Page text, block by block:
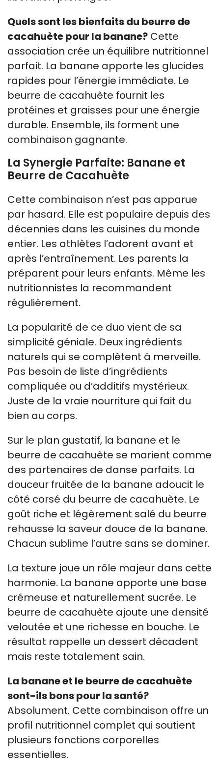
Quels sont les bienfaits du beurre de
cacahuète pour la banane? Cette
association crée un équilibre nutritionnel
parfait. La banane apporte les glucides
rapides pour l’énergie immédiate. Le
beurre de cacahuète fournit les
protéines et graisses pour une énergie
durable. Ensemble, ils forment une
combinaison gagnante.
La Synergie Parfaite: Banane et
Beurre de Cacahuète
Cette combinaison n’est pas apparue
par hasard. Elle est populaire depuis des
décennies dans les cuisines du monde
entier. Les athlètes l’adorent avant et
après l’entraînement. Les parents la
préparent pour leurs enfants. Même les
nutritionnistes la recommandent
régulièrement.
La popularité de ce duo vient de sa
simplicité géniale. Deux ingrédients
naturels qui se complètent à merveille.
Pas besoin de liste d’ingrédients
compliquée ou d’additifs mystérieux.
Juste de la vraie nourriture qui fait du
bien au corps.
Sur le plan gustatif, la banane et le
beurre de cacahuète se marient comme
des partenaires de danse parfaits. La
douceur fruitée de la banane adoucit le
côté corsé du beurre de cacahuète. Le
goût riche et légèrement salé du beurre
rehausse la saveur douce de la banane.
Chacun sublime l’autre sans se dominer.
La texture joue un rôle majeur dans cette
harmonie. La banane apporte une base
crémeuse et naturellement sucrée. Le
beurre de cacahuète ajoute une densité
veloutée et une richesse en bouche. Le
résultat rappelle un dessert décadent
mais reste totalement sain.
La banane et le beurre de cacahuète
sont-ils bons pour la santé?
Absolument. Cette combinaison offre un
profil nutritionnel complet qui soutient
plusieurs fonctions corporelles
essentielles.